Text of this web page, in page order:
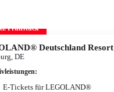
Frühstück
Deutschland Resort
DE
:
E-Tickets für LEGOLAND®